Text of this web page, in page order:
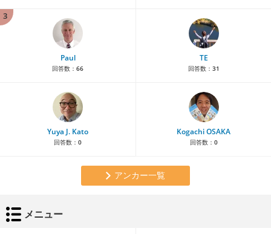
3
Paul
回答数： 66
TE
回答数： 31
Yuya J. Kato
回答数： 0
Kogachi OSAKA
回答数： 0
アンカー一覧
メニュー